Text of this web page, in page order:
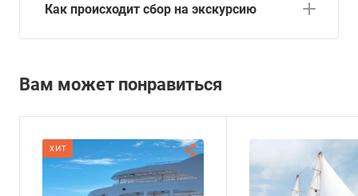
Как происходит сбор на экскурсию
Вам может понравиться
ХИТ